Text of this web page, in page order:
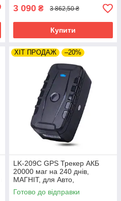
3 090 ₴ 3 862,50 ₴
Купити
ХІТ ПРОДАЖ –20%
LK-209C GPS Трекер АКБ
20000 маг на 240 днів,
МАГНІТ, для Авто,
Автономний, Автомобільний,
LKGPS
Готово до відправки